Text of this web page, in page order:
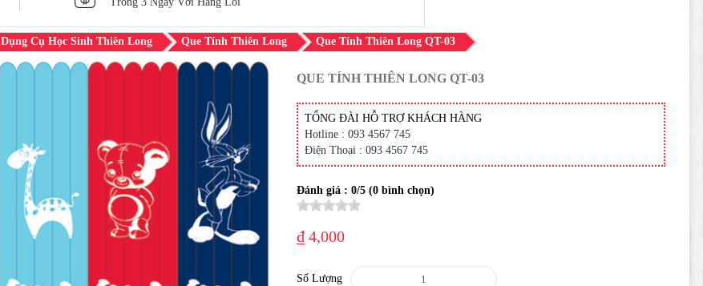
Dụng Cụ Học Sinh Thiên Long Que Tính Thiên Long Que Tính Thiên Long QT-03
QUE TÍNH THIÊN LONG QT-03
TỔNG ĐÀI HỖ TRỢ KHÁCH HÀNG
Hotline : 093 4567 745
Điện Thoại : 093 4567 745
Đánh giá : 0/5 (0 bình chọn)
₫ 4,000
Số Lượng